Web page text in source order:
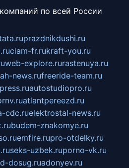
по всей России
prazdnikdushi.ru
ciam-fr.rukraft-you.ru
web-explore.rurastenuya.ru
news.rufreeride-team.ru
autostudiopro.ru
atlantpereezd.ru
cdc.ruelektrostal-news.ru
budem-znakomye.ru
emfire.rupro-otdelky.ru
seks-uzbek.ruporno-vk.ru
dosug.ruadonyev.ru